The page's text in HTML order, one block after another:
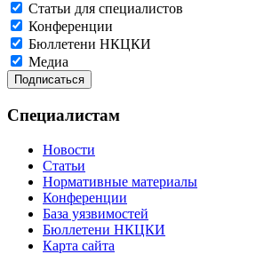
Статьи для специалистов
Конференции
Бюллетени НКЦКИ
Медиа
Специалистам
Новости
Статьи
Нормативные материалы
Конференции
База уязвимостей
Бюллетени НКЦКИ
Карта сайта